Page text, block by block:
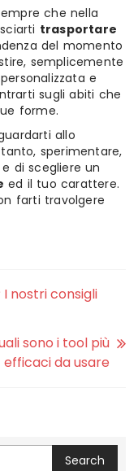
che nella
trasportare
del momento
semplicemente
e
sugli abiti che
forme.
allo
sperimentare,
di scegliere un
ed il tuo carattere.
farti travolgere
nostri consigli
sono i tool più
efficaci da usare
Search